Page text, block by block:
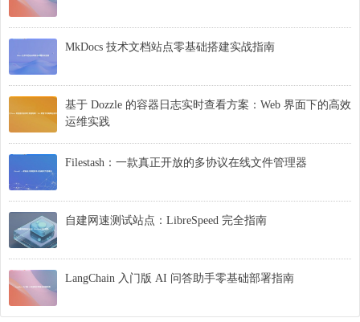
MkDocs 技术文档站点零基础搭建实战指南
基于 Dozzle 的容器日志实时查看方案：Web 界面下的高效
运维实践
Filestash：一款真正开放的多协议在线文件管理器
自建网速测试站点：LibreSpeed 完全指南
LangChain 入门版 AI 问答助手零基础部署指南